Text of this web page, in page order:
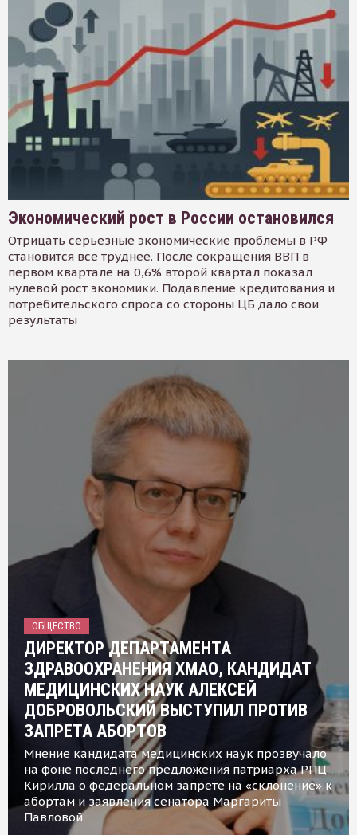
Экономический рост в России остановился
Отрицать серьезные экономические проблемы в РФ
становится все труднее. После сокращения ВВП в
первом квартале на 0,6% второй квартал показал
нулевой рост экономики. Подавление кредитования и
потребительского спроса со стороны ЦБ дало свои
результаты
ОБЩЕСТВО
ДИРЕКТОР ДЕПАРТАМЕНТА
ЗДРАВООХРАНЕНИЯ ХМАО, КАНДИДАТ
МЕДИЦИНСКИХ НАУК АЛЕКСЕЙ
ДОБРОВОЛЬСКИЙ ВЫСТУПИЛ ПРОТИВ
ЗАПРЕТА АБОРТОВ
Мнение кандидата медицинских наук прозвучало
на фоне последнего предложения патриарха РПЦ
Кирилла о федеральном запрете на «склонение» к
абортам и заявления сенатора Маргариты
Павловой